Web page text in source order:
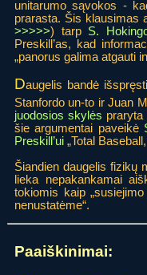
unitarumo sąvokos -
prarasta. Šis klausimas
>>>>>) tarp S.
Preskill’as, kad
„panorus galima atgauti
Daugelis bandė
Stanfordo un-to ir Juan
juodosios skylės praryta
šie argumentai paveikė
Preskill’ui „Total
Šiandien daugelis fizikų
lieka nepakankamai
tokiomis kaip
nenustatėme“.
Paaiškinimai: